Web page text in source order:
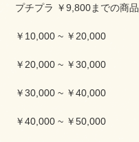
プチプラ ￥9,800までの商品
￥10,000 ~ ￥20,000
￥20,000 ~ ￥30,000
￥30,000 ~ ￥40,000
￥40,000 ~ ￥50,000